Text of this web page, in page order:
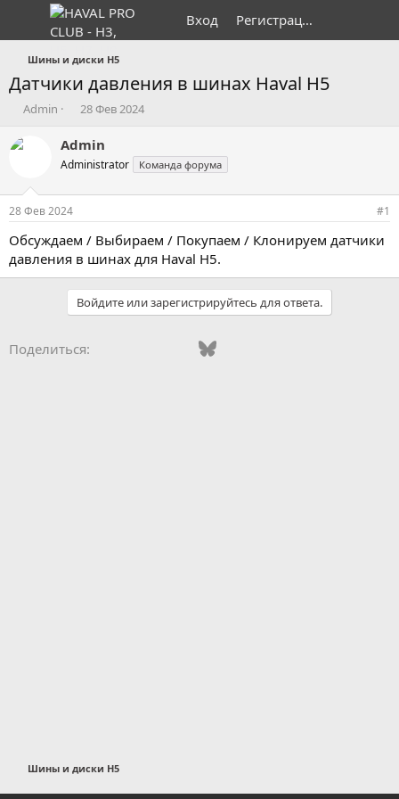
Вход Регистрация
Шины и диски H5
Датчики давления в шинах Haval H5
А
т
т
е
м
ы
Admin
Д
т
а
н
а
л
28 Фев 2024
Admin
Administrator Команда форума
28 Фев 2024 #1
Обсуждаем / Выбираем / Покупаем / Клонируем датчики
давления в шинах для Haval H5.
Войдите или зарегистрируйтесь для ответа.
Поделиться: Odnoklassniki
Mail.ruBluesky
Шины и диски H5